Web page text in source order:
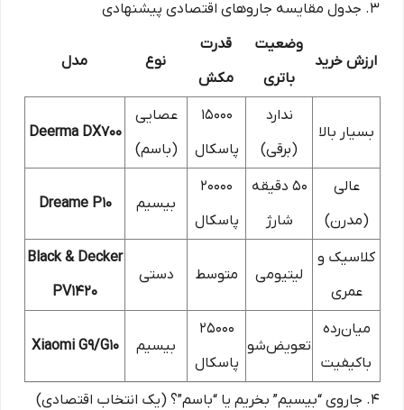
۳. جدول مقایسه جاروهای اقتصادی پیشنهادی
مدل نوع
قدرت
مکش
وضعیت
باتری
ارزش خرید
Deerma DX700
عصایی
(باسم)
۱۵۰۰۰
پاسکال
ندارد
(برقی)
بسیار بالا
Dreame P10 بیسیم
۲۰۰۰۰
پاسکال
۵۰ دقیقه
شارژ
عالی
(مدرن)
Black & Decker
PV1420
دستی متوسط لیتیومی
کلاسیک و
عمری
Xiaomi G9/G10 بیسیم
۲۵۰۰۰
پاسکال
تعویض‌شو
میان‌رده
باکیفیت
۴. جاروی “بیسیم” بخریم یا “باسم”؟ (یک انتخاب اقتصادی)